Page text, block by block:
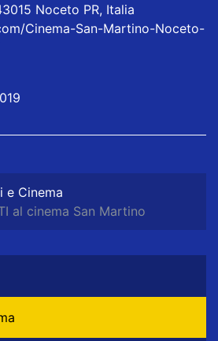
Noceto PR, Italia
Cinema-San-Martino-Noceto-
e Cinema
al cinema San Martino